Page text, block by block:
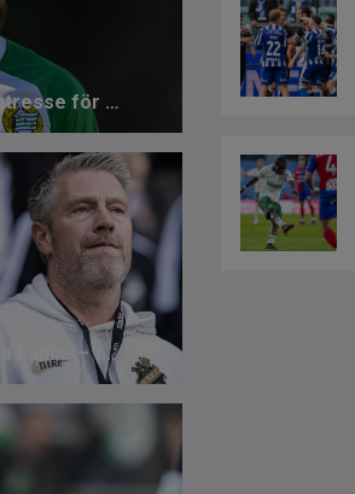
Hammarby bekräftar: Finns intresse för Strand
OO NYHETER: AIK vill inte sälja Fanne – tvingas till affär